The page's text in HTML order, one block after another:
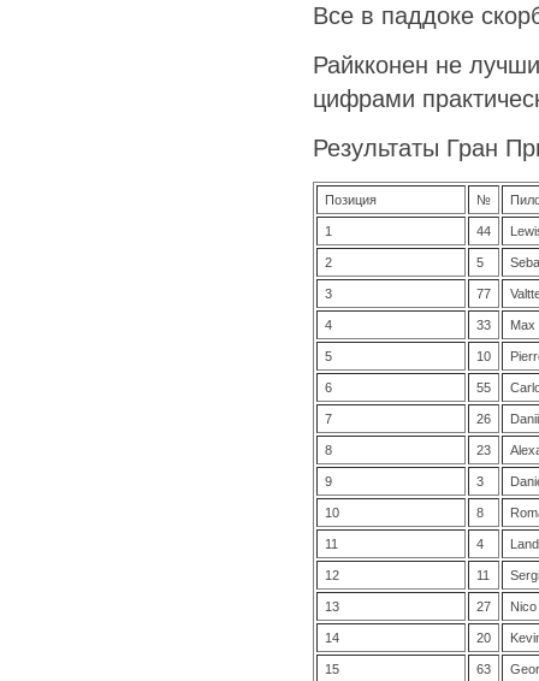
Все в паддоке
Райкконен не
цифрами
Результаты Гран
Позиция №
1 44
2 5
3 77
4 33 Max
5 10
6 55
7 26
8 23
9 3
10 8
11 4
12 11
13 27
14 20
15 63